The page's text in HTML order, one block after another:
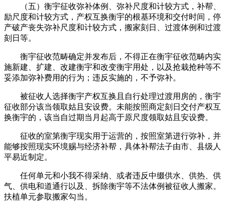
（五）衡宇征收弥补体例、弥补尺度和计较方式，补帮、
励尺度和计较方式，产权互换衡宇的根基环境和交付时间，停
产破产丧失弥补尺度和计较方式，搬家刻日、过渡体例和过渡
刻日等。
衡宇征收范畴确定并发布后，不得正在衡宇征收范畴内实
施新建、扩建、改建衡宇和改变衡宇用处，以及抢栽抢种等不
妥添加弥补费用的行为；违反实施的，不予弥补。
被征收人选择衡宇产权互换且自行处理过渡用房的，衡宇
征收部分该当领取姑且安设费。未能按照商定刻日交付产权互
换衡宇的，该当自过期当月起高于原尺度领取姑且安设费。
征收的室第衡宇现实用于运营的，按照室第进行弥补，并
能够按照现实环境赐与经济补帮，具体补帮法子由市、县级人
平易近制定。
任何单元和小我不得采纳、或者违反中缀供水、供热、供
气、供电和道通行以及、拆除衡宇等不法体例被征收人搬家。
扶植单元参取搬家勾当。